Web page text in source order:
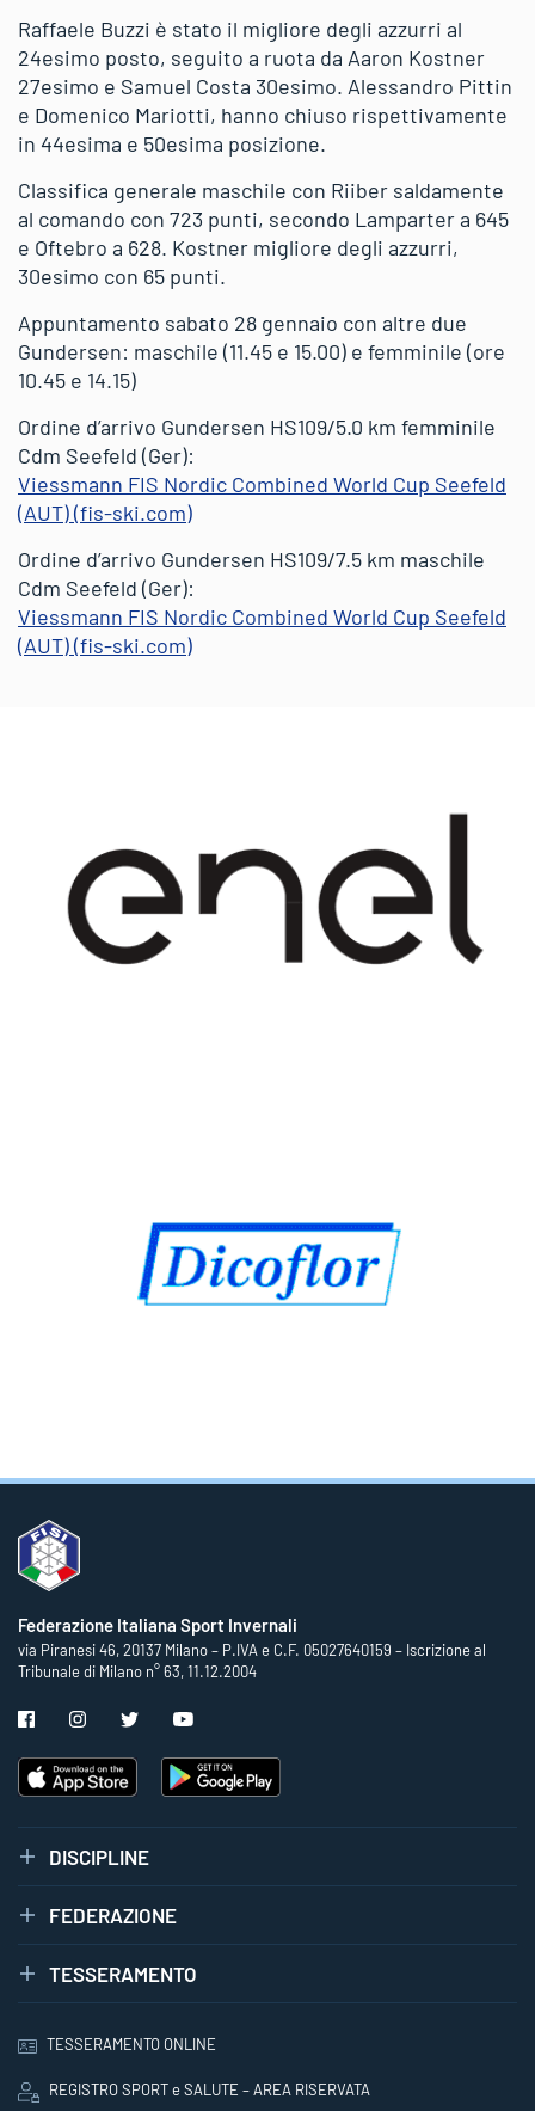
Raffaele Buzzi è stato il migliore degli azzurri al
24esimo posto, seguito a ruota da Aaron Kostner
27esimo e Samuel Costa 30esimo. Alessandro Pittin
e Domenico Mariotti, hanno chiuso rispettivamente
in 44esima e 50esima posizione.
Classifica generale maschile con Riiber saldamente
al comando con 723 punti, secondo Lamparter a 645
e Oftebro a 628. Kostner migliore degli azzurri,
30esimo con 65 punti.
Appuntamento sabato 28 gennaio con altre due
Gundersen: maschile (11.45 e 15.00) e femminile (ore
10.45 e 14.15)
Ordine d’arrivo Gundersen HS109/5.0 km femminile
Cdm Seefeld (Ger):
Viessmann FIS Nordic Combined World Cup Seefeld
(AUT) (fis-ski.com)
Ordine d’arrivo Gundersen HS109/7.5 km maschile
Cdm Seefeld (Ger):
Viessmann FIS Nordic Combined World Cup Seefeld
(AUT) (fis-ski.com)
Federazione Italiana Sport Invernali
via Piranesi 46, 20137 Milano – P.IVA e C.F. 05027640159 – Iscrizione al
Tribunale di Milano n° 63, 11.12.2004
DISCIPLINE
FEDERAZIONE
TESSERAMENTO
TESSERAMENTO ONLINE
REGISTRO SPORT e SALUTE – AREA RISERVATA